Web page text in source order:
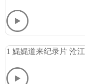
1 娓娓道来纪录片 沧江